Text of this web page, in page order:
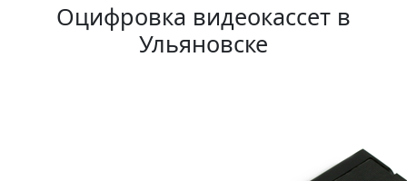
Оцифровка видеокассет в
Ульяновске